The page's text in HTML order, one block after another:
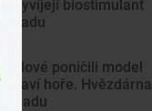
vyvíjejí biostimulant
poničili model
Kraví hoře. Hvězdárna